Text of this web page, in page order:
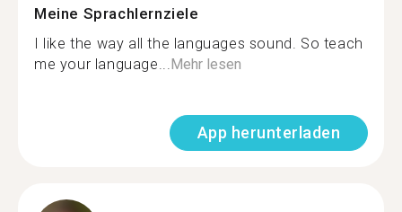
Meine Sprachlernziele
I like the way all the languages sound. So teach
me your language... Mehr lesen
App herunterladen